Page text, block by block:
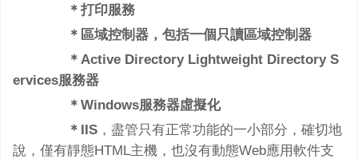
＊打印服務
＊區域控制器，包括一個只讀區域控制器
＊Active Directory Lightweight Directory S
ervices服務器
＊Windows服務器虛擬化
＊IIS ，盡管只有正常功能的一小部分，確切地
說，僅有靜態HTML主機，也沒有動態Web應用軟件支